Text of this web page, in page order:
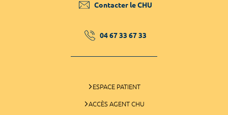
Contacter le CHU
04 67 33 67 33
ESPACE PATIENT
ACCÈS AGENT CHU